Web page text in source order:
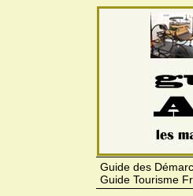
Guide des
Guide Tourisme